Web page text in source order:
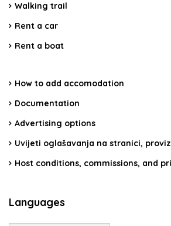
Walking trail
Rent a car
Rent a boat
How to add accomodation
Documentation
Advertising options
Uvijeti oglašavanja na stranici,
Host conditions, commissions, and
Languages